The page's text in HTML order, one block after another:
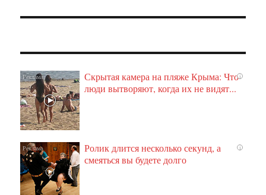
i
Скрытая камера на пляже Крыма: Что
люди вытворяют, когда их не видят...
i
Ролик длится несколько секунд, а
смеяться вы будете долго